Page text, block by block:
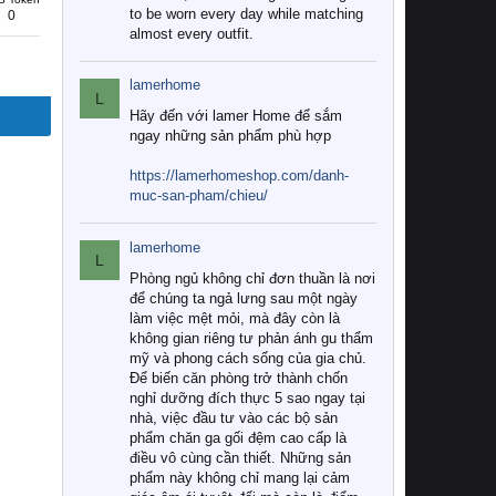
0
to be worn every day while matching
almost every outfit.
L
lamerhome
Hãy đến với lamer Home để sắm
ngay những sản phẩm phù hợp
https://lamerhomeshop.com/danh-
muc-san-pham/chieu/
L
lamerhome
Phòng ngủ không chỉ đơn thuần là nơi
để chúng ta ngả lưng sau một ngày
làm việc mệt mỏi, mà đây còn là
không gian riêng tư phản ánh gu thẩm
mỹ và phong cách sống của gia chủ.
Để biến căn phòng trở thành chốn
nghỉ dưỡng đích thực 5 sao ngay tại
nhà, việc đầu tư vào các bộ sản
phẩm chăn ga gối đệm cao cấp là
điều vô cùng cần thiết. Những sản
phẩm này không chỉ mang lại cảm